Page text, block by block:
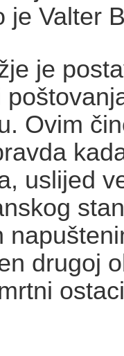
je Valter
je
Ovim
uslijed
drugoj